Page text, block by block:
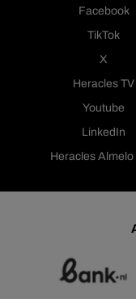
Facebook
TikTok
X
Heracles TV
Youtube
LinkedIn
Heracles Almelo